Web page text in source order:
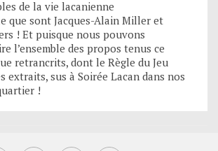
de la vie lacanienne
que sont Jacques-Alain Miller et
! Et puisque nous pouvons
l’ensemble des propos tenus ce
retrancrits, dont le Règle du Jeu
extraits, sus à Soirée Lacan dans nos
!